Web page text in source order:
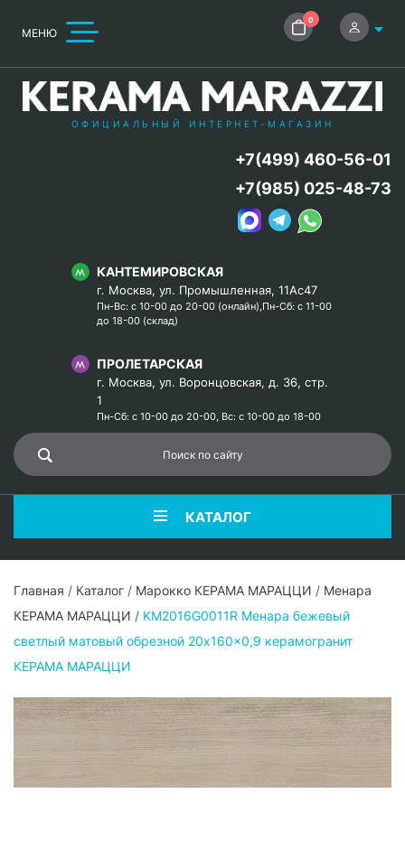
МЕНЮ
0
ОФИЦИАЛЬНЫЙ ИНТЕРНЕТ-МАГАЗИН
КАНТЕМИРОВСКАЯ
г. Москва, ул. Промышленная, 11Ас47
Пн-Вс: с 10-00 до 20-00 (онлайн),Пн-Сб: с 11-00
до 18-00 (склад)
ПРОЛЕТАРСКАЯ
г. Москва, ул. Воронцовская, д. 36, стр.
1
Пн-Сб: с 10-00 до 20-00, Вс: с 10-00 до 18-00
+7(499) 460-56-01
+7(985) 025-48-73
КАТАЛОГ
Главная / Каталог / Марокко КЕРАМА МАРАЦЦИ / Менара
КЕРАМА МАРАЦЦИ / KM2016G0011R Менара бежевый
светлый матовый обрезной 20x160x0,9 керамогранит
КЕРАМА МАРАЦЦИ